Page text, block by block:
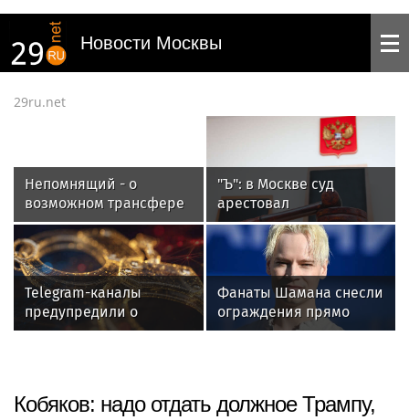
Новости Москвы
29ru.net
Непомнящий - о
возможном трансфере
Батракова:
«Галатасарай» - это
турецкий «Спартак»
"Ъ": в Москве суд
арестовал
гендиректоров
производителя "Дрон
Солюшнс"
Telegram-каналы
предупредили о
нашествии
Фанаты Шамана снесли
ограждения прямо
перед певцом
Кобяков: надо отдать должное Трампу,